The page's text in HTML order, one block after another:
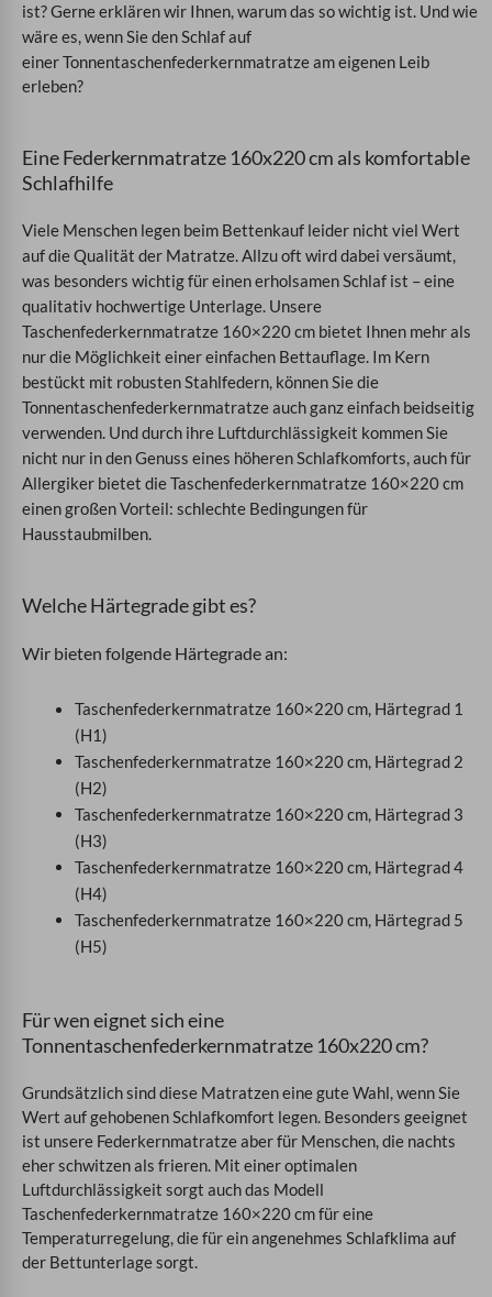
ist?Gerne erklären wir Ihnen, warum das so wichtig ist. Und wie
wäre es, wenn Sie den Schlaf auf
einerTonnentaschenfederkernmatratze am eigenen Leib
erleben?
Eine Federkernmatratze 160x220 cm als komfortable
Schlafhilfe
Viele Menschen legen beim Bettenkauf leider nicht viel Wert
auf die Qualität der Matratze. Allzu oft wird dabei versäumt,
was besonders wichtig für einen erholsamen Schlaf ist – eine
qualitativ hochwertige Unterlage. Unsere
Taschenfederkernmatratze 160×220 cm bietet Ihnen mehr als
nur die Möglichkeit einer einfachen Bettauflage. Im Kern
bestückt mit robusten Stahlfedern, können Sie die
Tonnentaschenfederkernmatratze auch ganz einfach beidseitig
verwenden. Und durch ihre Luftdurchlässigkeit kommen Sie
nicht nur in den Genuss eines höheren Schlafkomforts, auch für
Allergiker bietet die Taschenfederkernmatratze 160×220 cm
einen großen Vorteil: schlechte Bedingungen für
Hausstaubmilben.
Welche Härtegrade gibt es?
Wir bieten folgende Härtegrade an:
Taschenfederkernmatratze 160×220 cm, Härtegrad 1
(H1)
Taschenfederkernmatratze 160×220 cm, Härtegrad 2
(H2)
Taschenfederkernmatratze 160×220 cm, Härtegrad 3
(H3)
Taschenfederkernmatratze 160×220 cm, Härtegrad 4
(H4)
Taschenfederkernmatratze 160×220 cm, Härtegrad 5
(H5)
Für wen eignet sich eine
Tonnentaschenfederkernmatratze 160x220 cm?
Grundsätzlich sind diese Matratzen eine gute Wahl, wenn Sie
Wert auf gehobenen Schlafkomfort legen. Besonders geeignet
ist unsere Federkernmatratze aber für Menschen, die nachts
eher schwitzen als frieren. Mit einer optimalen
Luftdurchlässigkeit sorgt auch das Modell
Taschenfederkernmatratze 160×220 cm für eine
Temperaturregelung, die für ein angenehmes Schlafklima auf
der Bettunterlage sorgt.